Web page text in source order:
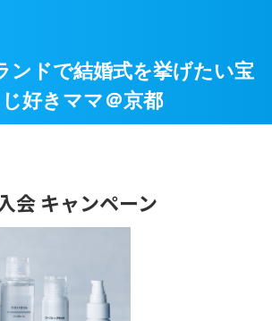
ンドで結婚式を挙げたい宝
じ好きママ＠京都
会 キャンペーン